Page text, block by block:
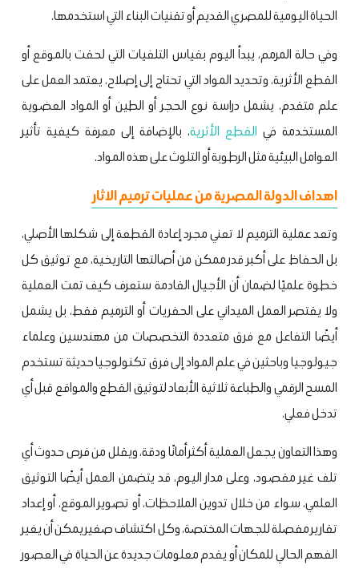
الحياة اليومية للمصري القديم أو تقنيات البناء التي استخدمها.
وفي حالة المرمم، يبدأ اليوم بقياس التلفيات التي لحقت بالموقع أو
القطع الأثرية، وتحديد المواد التي تحتاج إلى إصلاح. يعتمد العمل على
علم متقدم، يشمل دراسة نوع الحجر أو الطين أو المواد العضوية
المستخدمة في القطع الأثرية، بالإضافة إلى معرفة كيفية تأثير
العوامل البيئية مثل الرطوبة أو التلوث على هذه المواد.
اهداف الدولة المصرية من عمليات ترميم الاثار
وتعد عملية الترميم لا تعني مجرد إعادة القطعة إلى شكلها الأصلي،
بل الحفاظ على أكبر قدر ممكن من أصالتها التاريخية، مع توثيق كل
خطوة علميًا لضمان أن الأجيال القادمة ستعرف كيف تمت العملية
ولا يقتصر العمل الميداني على الحفريات أو الترميم فقط، بل يشمل
أيضًا التفاعل مع فرق متعددة التخصصات من مهندسين وعلماء
جيولوجيا وباحثين في علم المواد إلى فرق تكنولوجيا حديثة تستخدم
المسح الرقمي والطباعة ثلاثية الأبعاد لتوثيق القطع والمواقع قبل أي
تدخل فعلي.
وهذا التعاون يجعل العملية أكثر أمانًا ودقة، ويقلل من فرص حدوث أي
تلف غير مقصود، وعلى مدار اليوم، قد يتضمن العمل أيضًا التوثيق
العلمي، سواء من خلال تدوين الملاحظات، أو تصوير الموقع، أو إعداد
تقارير مفصلة للجهات المختصة، وكل اكتشاف صغير يمكن أن يغير
الفهم الحالي للمكان أو يقدم معلومات جديدة عن الحياة في العصور